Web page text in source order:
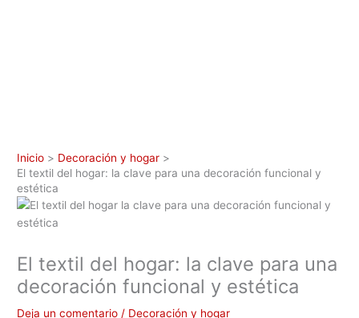
Inicio
Decoración y hogar
El textil del hogar: la clave para una decoración funcional y
estética
El textil del hogar: la clave para una
decoración funcional y estética
Deja un comentario / Decoración y hogar